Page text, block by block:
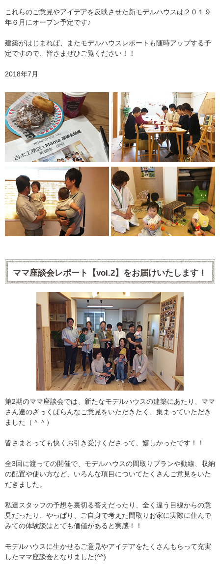
これらのご意見やアイデアを反映させた新モデルハウスは２０１９
年６月にオープン予定です♪
建築がはじまれば、またモデルハウスレポートも随時アップする予
定ですので、皆さまぜひご覧ください！！
2018年7月
ママ座談会レポート【vol.2】をお届けいたします！
第2期のママ座談会では、新たなモデルハウスの建築にあたり、ママ
さん達のざっくぱらんなご意見をいただきたく、集まっていただき
ました（＾＾）
皆さまとっても快くお引き受けくださって、嬉しかったです！！
全3回に渡っての開催で、モデルハウスの間取りプランや動線、収納
の配置や使い方など、いろんな項目についてたくさんご意見をいた
だきました。
私達スタッフの予想を裏切る答えだったり、全く違う目線からの意
見だったり、やっぱり、ご自身で考えた間取りお家に実際に住んで
みての体験談はとても価値があると実感！！
モデルハウスに生かせるご意見やアイデアをたくさんもらって充実
したママ座談会となりました(^^)